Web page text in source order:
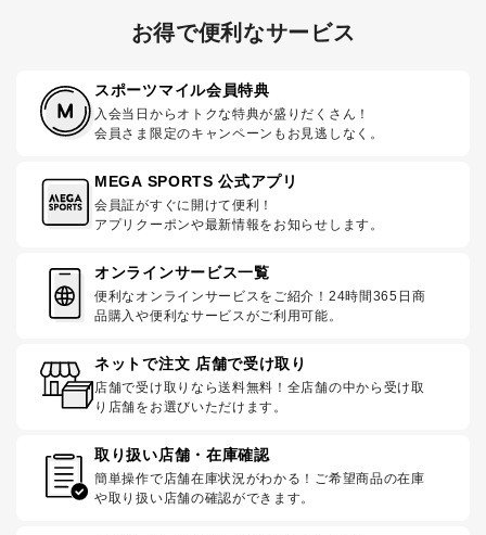
お得で便利なサービス
スポーツマイル会員特典
入会当日からオトクな特典が盛りだくさん！
会員さま限定のキャンペーンもお見逃しなく。
MEGA SPORTS 公式アプリ
会員証がすぐに開けて便利！
アプリクーポンや最新情報をお知らせします。
オンラインサービス一覧
便利なオンラインサービスをご紹介！24時間365日商
品購入や便利なサービスがご利用可能。
ネットで注文 店舗で受け取り
店舗で受け取りなら送料無料！全店舗の中から受け取
り店舗をお選びいただけます。
取り扱い店舗・在庫確認
簡単操作で店舗在庫状況がわかる！ご希望商品の在庫
や取り扱い店舗の確認ができます。